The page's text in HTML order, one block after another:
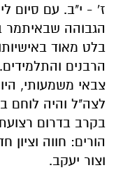
ז' - י"ב. עם סיום
הגבוהה
בלט מאוד
הרבנים
צבאי משמעותי,
הורים: חווה
וצור יעקב.